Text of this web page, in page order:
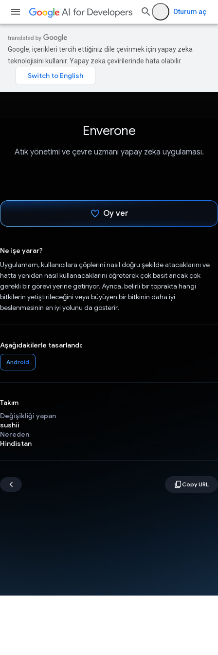
Oturum aç
Google, içerikleri tercih ettiğiniz dile çevirmek için yapay zeka
teknolojisini kullanır. Yapay zeka çevirilerinde hata olabilir.
Enverone
Atık yönetimi ve çevre uzmanı yapay zeka uygulaması.
Oy ver
Ne işe yarar?
Uygulamam, kullanıcılara çöplerini nasıl doğru şekilde atacaklarını ve
hatta yeniden nasıl kullanacaklarını öğreterek çok basit ancak çok
gerekli bir görevi yerine getiriyor. Ayrıca, belirli bir toprakta hangi
bitkilerin yetiştirileceğini veya büyüyen bir bitkinin daha iyi
beslenmesinin en iyi yolunu da gösterir.
Aşağıdakilerle tasarlandı:
Android
Takım
Değişikliği yapan
sushii
Nereden
Hindistan